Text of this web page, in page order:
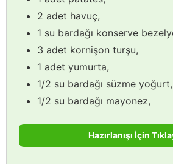
2 adet havuç,
1 su bardağı konserve
3 adet kornişon turşu,
1 adet yumurta,
1/2 su bardağı süzme yoğurt,
1/2 su bardağı mayonez,
Hazırlanışı İçin